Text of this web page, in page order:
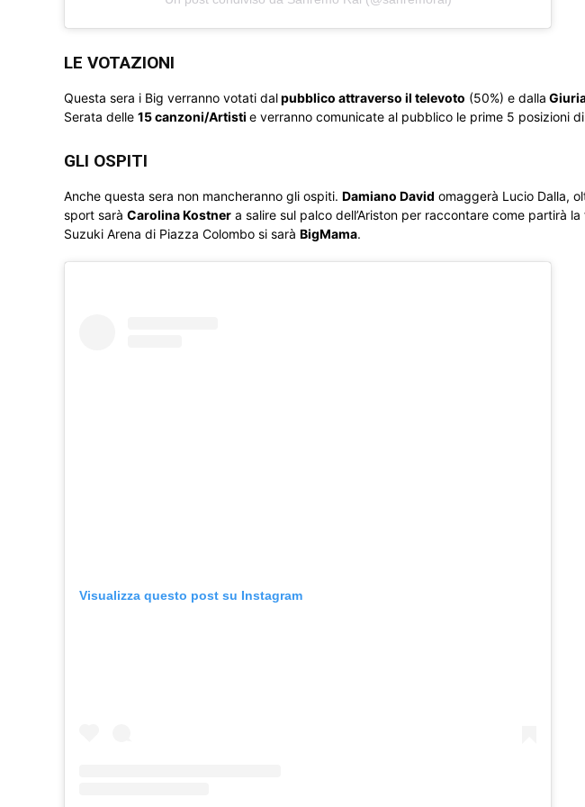
LE VOTAZIONI
Questa sera i Big verranno votati dalpubblico attraverso il televoto (50%) e dalla
Serata delle 15 canzoni/Artisti e verranno comunicate al pubblico le prime 5 posizioni
GLI OSPITI
Anche questa sera non mancheranno gli ospiti. Damiano David omaggerà Lucio Dalla,
sport sarà Carolina Kostner a salire sul palco dell’Ariston per raccontare come partirà
Suzuki Arena di Piazza Colombo si sarà BigMama.
Visualizza questo post su Instagram